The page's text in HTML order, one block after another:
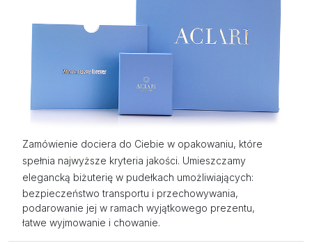
Zamówienie dociera do Ciebie w opakowaniu, które
spełnia najwyższe kryteria jakości. Umieszczamy
elegancką biżuterię w pudełkach umożliwiających:
bezpieczeństwo transportu i przechowywania,
podarowanie jej w ramach wyjątkowego prezentu,
łatwe wyjmowanie i chowanie.